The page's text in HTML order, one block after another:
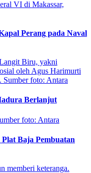
Perang pada Naval
Berlanjut
Baja Pembuatan